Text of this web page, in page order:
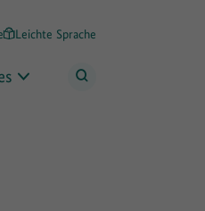
Leichte Sprache